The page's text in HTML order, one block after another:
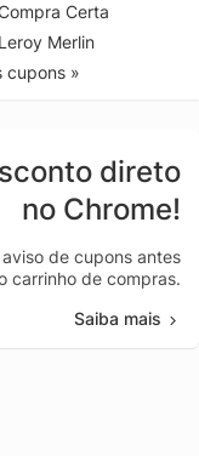
Certa
Merlin
cupons »
direto
no Chrome!
de cupons antes
carrinho de compras.
Saiba mais